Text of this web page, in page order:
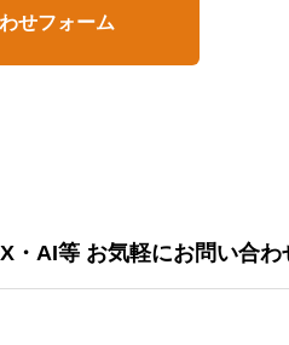
せフォーム
・AI等 お気軽にお問い合わ